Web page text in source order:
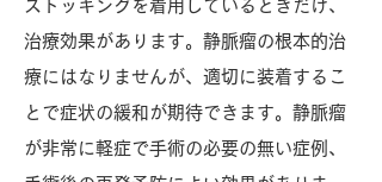
ストッキングを着用しているときだけ、
治療効果があります。静脈瘤の根本的治
療にはなりませんが、適切に装着するこ
とで症状の緩和が期待できます。静脈瘤
が非常に軽症で手術の必要の無い症例、